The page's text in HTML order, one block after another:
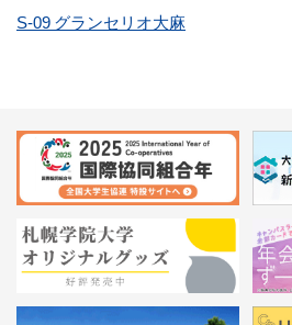
S-09 グランセリオ大麻